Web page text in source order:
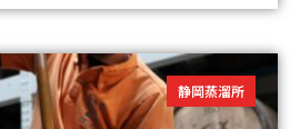
静岡蒸溜所